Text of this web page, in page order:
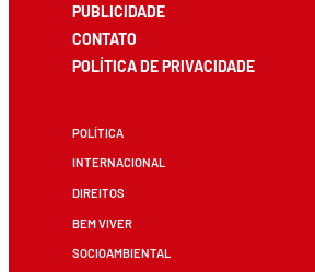
PUBLICIDADE
CONTATO
POLÍTICA DE PRIVACIDADE
POLÍTICA
INTERNACIONAL
DIREITOS
BEM VIVER
SOCIOAMBIENTAL